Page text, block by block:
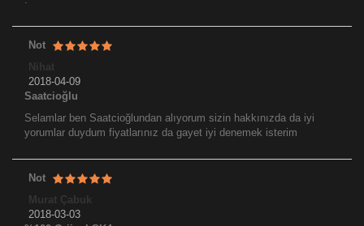
Not
Nihat
2018-04-09
Saatcioğlu
Selamlar ben Saatcioğlundan alıyorum sizin hakkınızda da iyi
yorumlar duydum fiyatlarınız da gayet iyi denemek isterim
Not
Murat Çabuk
2018-03-03